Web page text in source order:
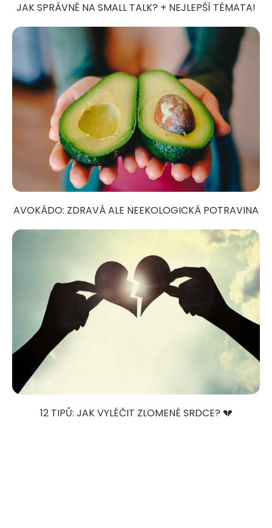
JAK SPRÁVNĚ NA SMALL TALK? + NEJLEPŠÍ TÉMATA!
AVOKÁDO: ZDRAVÁ ALE NEEKOLOGICKÁ POTRAVINA
12 TIPŮ: JAK VYLÉČIT ZLOMENÉ SRDCE? 💔